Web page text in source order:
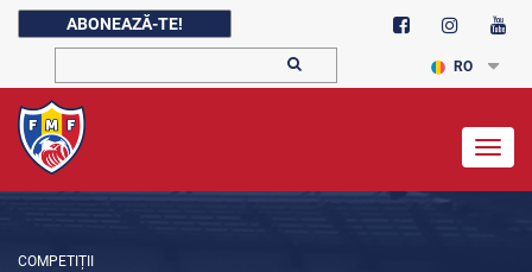
ABONEAZĂ-TE!
RO
COMPETIȚII